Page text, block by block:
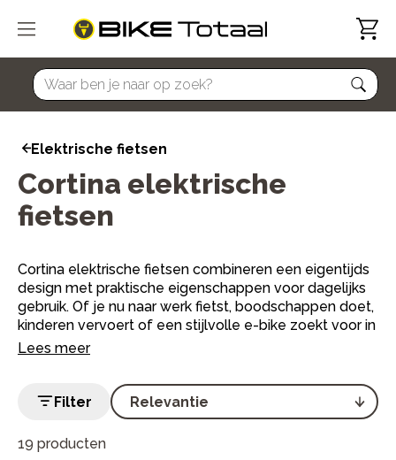
home
Elektrische fietsen
Cortina elektrische
fietsen
Cortina elektrische fietsen combineren een eigentijds
design met praktische eigenschappen voor dagelijks
gebruik. Of je nu naar werk fietst, boodschappen doet,
kinderen vervoert of een stijlvolle e-bike zoekt voor in
de stad: binnen het Cortina assortiment vind je een
Cortina staat vooral bekend om de populaire
Cortina
E-U4 transportfiets, maar biedt daarnaast ook
modellen met krachtige middenmotoren.
Lees meer
19 producten
Filter